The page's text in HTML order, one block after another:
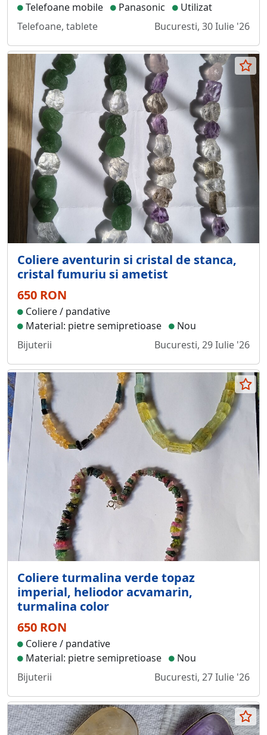
Telefoane mobile Panasonic
Utilizat
Telefoane, tablete
Bucuresti, 30 Iulie '26
Coliere aventurin si cristal de stanca,
cristal fumuriu si ametist
650 RON
Coliere / pandative
Material: pietre semipretioase
Nou
Bijuterii
Bucuresti, 29 Iulie '26
Coliere turmalina verde topaz
imperial, heliodor acvamarin,
turmalina color
650 RON
Coliere / pandative
Material: pietre semipretioase
Nou
Bijuterii
Bucuresti, 27 Iulie '26